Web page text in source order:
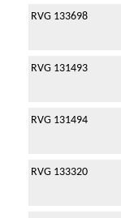
RVG 133698
RVG 131493
RVG 131494
RVG 133320